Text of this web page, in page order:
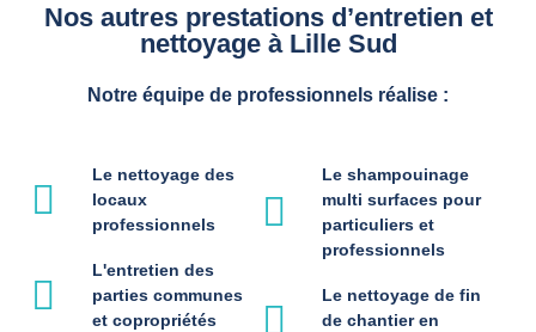
Nos autres prestations d’entretien et
nettoyage à Lille Sud
Notre équipe de professionnels réalise :
Le nettoyage des
locaux
professionnels
L'entretien des
parties communes
et copropriétés
Le shampouinage
multi surfaces pour
particuliers et
professionnels
Le nettoyage de fin
de chantier en